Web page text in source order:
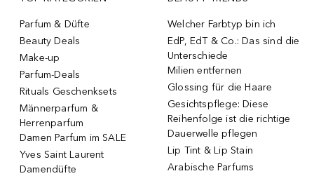
Parfum & Düfte
Beauty Deals
Make-up
Parfum-Deals
Rituals Geschenksets
Männerparfum &
Herrenparfum
Damen Parfum im SALE
Yves Saint Laurent
Damendüfte
Welcher Farbtyp bin ich
EdP, EdT & Co.: Das sind die
Unterschiede
Milien entfernen
Glossing für die Haare
Gesichtspflege: Diese
Reihenfolge ist die richtige
Dauerwelle pflegen
Lip Tint & Lip Stain
Arabische Parfums